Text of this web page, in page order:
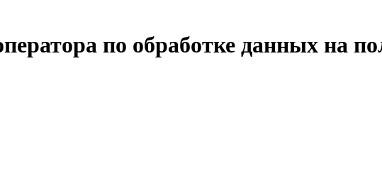
по обработке данных на